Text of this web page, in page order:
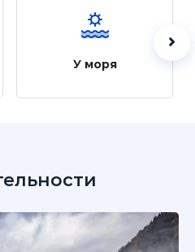
У моря